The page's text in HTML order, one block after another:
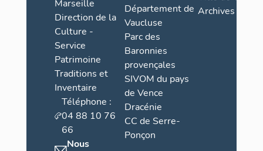
Marseille
Direction de la
Culture -
Service
Patrimoine
Traditions et
Inventaire
Téléphone :
04 88 10 76
66
Nous
Département de
Vaucluse
Parc des
Baronnies
provençales
SIVOM du pays
de Vence
Dracénie
CC de Serre-
Ponçon
Archives